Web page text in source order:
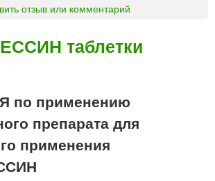
отзыв или комментарий
таблетки
по применению
препарата для
применения